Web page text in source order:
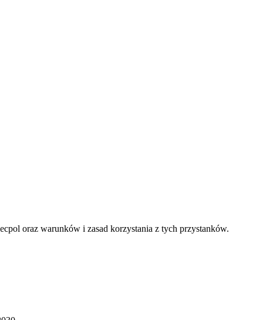
oraz warunków i zasad korzystania z tych przystanków.